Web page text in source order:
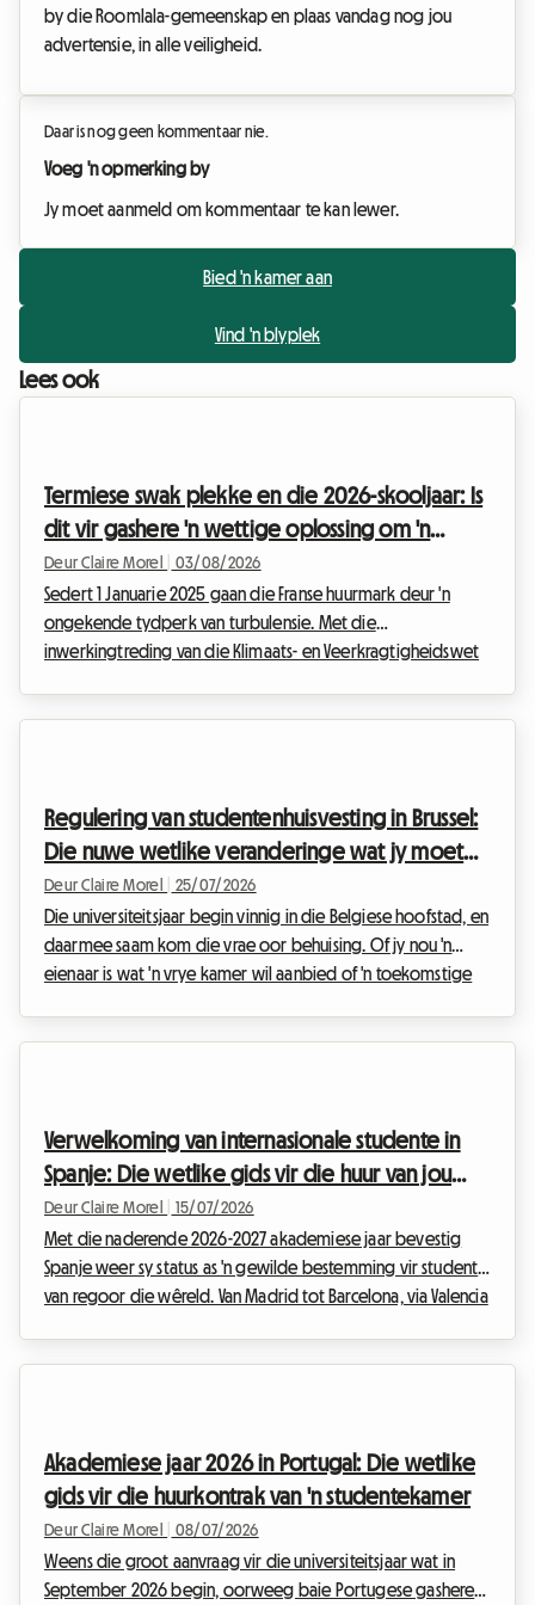
by die Roomlala-gemeenskap en plaas vandag nog jou
advertensie, in alle veiligheid.
Daar is nog geen kommentaar nie.
Voeg 'n opmerking by
Jy moet aanmeld om kommentaar te kan lewer.
Bied 'n kamer aan
Vind 'n blyplek
Lees ook
Termiese swak plekke en die 2026-skooljaar: Is
dit vir gashere 'n wettige oplossing om 'n
kamer in hul eie huis te verhuur?
Deur Claire Morel 03/08/2026
Sedert 1 Januarie 2025 gaan die Franse huurmark deur 'n
ongekende tydperk van turbulensie. Met die
inwerkingtreding van die Klimaats- en Veerkragtigheidswet
Gekonfronteer met hierdie situasie, is baie verhuurders in 'n
doodloopstraat ...
Regulering van studentenhuisvesting in Brussel:
Die nuwe wetlike veranderinge wat jy moet
ken vir die 2026-akademiese jaar
Deur Claire Morel 25/07/2026
Die universiteitsjaar begin vinnig in die Belgiese hoofstad, en
daarmee saam kom die vrae oor behuising. Of jy nou 'n
eienaar is wat 'n vrye kamer wil aanbied of 'n toekomstige
vir jou ontleed. Hierdie wetlike raamwerk, wat...
Verwelkoming van internasionale studente in
Spanje: Die wetlike gids vir die huur van jou
kamer vir die 2026-akademiese jaar
Deur Claire Morel 15/07/2026
Met die naderende 2026-2027 akademiese jaar bevestig
Spanje weer sy status as 'n gewilde bestemming vir studente
van regoor die wêreld. Van Madrid tot Barcelona, via Valencia
terwyl jy 'n verrykende menslike ervaring b...
Akademiese jaar 2026 in Portugal: Die wetlike
gids vir die huurkontrak van 'n studentekamer
Deur Claire Morel 08/07/2026
Weens die groot aanvraag vir die universiteitsjaar wat in
September 2026 begin, oorweeg baie Portugese gashere